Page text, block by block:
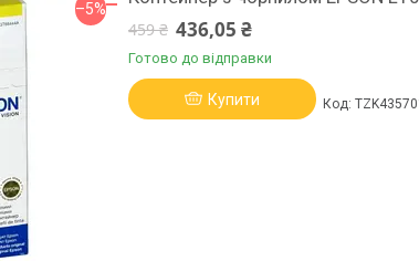
–5%
459 ₴ 436,05 ₴
Готово до відправки
Купити